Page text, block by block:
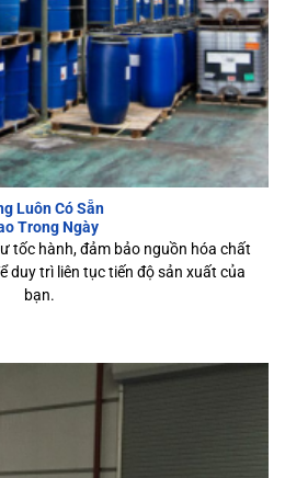
Luôn Có Sẵn
Trong Ngày
tốc hành, đảm bảo nguồn hóa chất
duy trì liên tục tiến độ sản xuất của
bạn.